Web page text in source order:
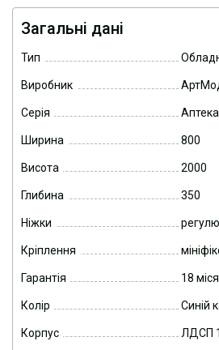
Загальні дані
Тип
Виробник
Серія Аптека
Ширина 800
Висота 2000
Глибина 350
Ніжки
Кріплення
Гарантія 18
Колір Синій
Корпус ЛДСП